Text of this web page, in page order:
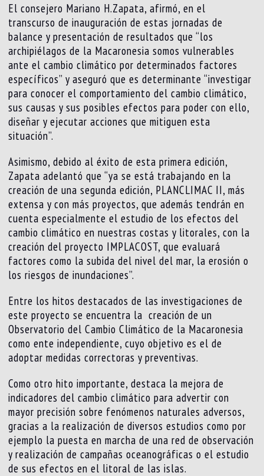
El consejero Mariano H.Zapata, afirmó, en el
transcurso de inauguración de estas jornadas de
balance y presentación de resultados que “los
archipiélagos de la Macaronesia somos vulnerables
ante el cambio climático por determinados factores
específicos” y aseguró que es determinante “investigar
para conocer el comportamiento del cambio climático,
sus causas y sus posibles efectos para poder con ello,
diseñar y ejecutar acciones que mitiguen esta
situación”.
Asimismo, debido al éxito de esta primera edición,
Zapata adelantó que “ya se está trabajando en la
creación de una segunda edición, PLANCLIMAC II, más
extensa y con más proyectos, que además tendrán en
cuenta especialmente el estudio de los efectos del
cambio climático en nuestras costas y litorales, con la
creación del proyecto IMPLACOST, que evaluará
factores como la subida del nivel del mar, la erosión o
los riesgos de inundaciones”.
Entre los hitos destacados de las investigaciones de
este proyecto se encuentra la creación de un
Observatorio del Cambio Climático de la Macaronesia
como ente independiente, cuyo objetivo es el de
adoptar medidas correctoras y preventivas.
Como otro hito importante, destaca la mejora de
indicadores del cambio climático para advertir con
mayor precisión sobre fenómenos naturales adversos,
gracias a la realización de diversos estudios como por
ejemplo la puesta en marcha de una red de observación
y realización de campañas oceanográficas o el estudio
de sus efectos en el litoral de las islas.